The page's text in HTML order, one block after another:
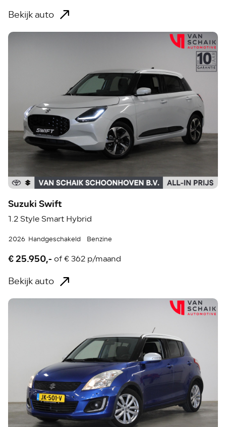
Bekijk auto
Suzuki Swift
1.2 Style Smart Hybrid
2026 Handgeschakeld Benzine
€ 25.950,- of€ 362 p/maand
Bekijk auto